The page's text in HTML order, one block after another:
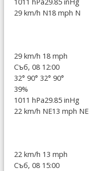
1011 hPa29.85 inHg
29 km/h N18 mph N
29 km/h 18 mph
Съб, 08 12:00
32° 90° 32° 90°
39%
1011 hPa29.85 inHg
22 km/h NE13 mph NE
22 km/h 13 mph
Съб, 08 15:00